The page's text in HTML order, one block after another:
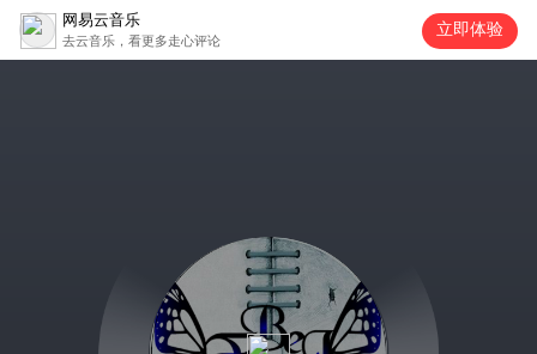
网易云音乐
去云音乐，看更多走心评论
立即体验